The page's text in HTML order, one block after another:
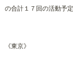
の合計１７回の活動予
《東京》